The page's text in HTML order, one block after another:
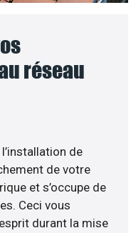
réseau
de
de votre
et s’occupe de
Ceci vous
durant la mise